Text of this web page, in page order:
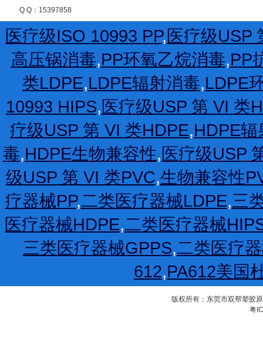
Q Q：15397858
医疗级ISO 10993 PP,医疗级USP
高压锅消毒,PP环氧乙烷消毒,PP
类LDPE,LDPE辐射消毒,LDPE
10993 HIPS,医疗级USP 第 VI 类
疗级USP 第 VI 类HDPE,HDPE辐
毒,HDPE生物兼容性,医疗级USP
级USP 第 VI 类PVC,生物兼容性
疗器械PP,二类医疗器械LDPE,三
医疗器械HDPE,二类医疗器械
三类医疗器械GPPS,二类医疗
612,PA612美国
版权所有：东莞市双帮塑胶
粤